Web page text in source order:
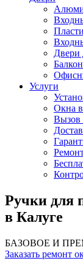
Двери
Услуги
Окна в
Вызов
Ручки для
в Калуге
БАЗОВОЕ И
Заказать ремонт